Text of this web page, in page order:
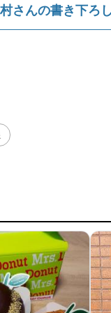
さんの書き下ろ